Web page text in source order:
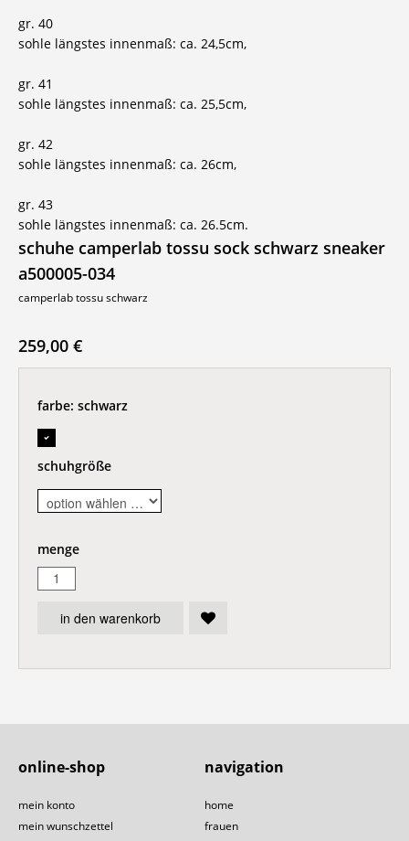
gr. 40
sohle längstes innenmaß: ca. 24,5cm,
gr. 41
sohle längstes innenmaß: ca. 25,5cm,
gr. 42
sohle längstes innenmaß: ca. 26cm,
gr. 43
sohle längstes innenmaß: ca. 26.5cm.
schuhe camperlab tossu sock schwarz sneaker
a500005-034
camperlab tossu schwarz
259,00 €
farbe: schwarz
schuhgröße
menge
in den warenkorb
navigation
home
frauen
online-shop
mein konto
mein wunschzettel